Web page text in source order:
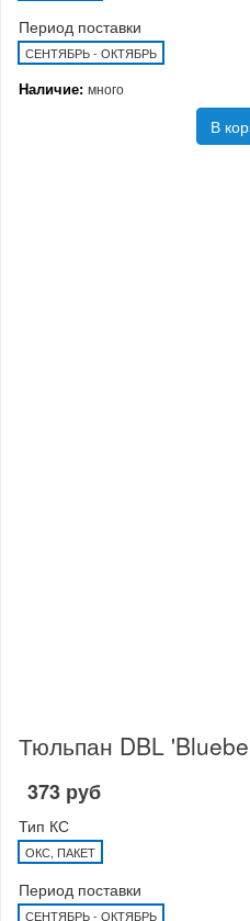
Период поставки
СЕНТЯБРЬ - ОКТЯБРЬ
Наличие: много
В
Тюльпан DBL
373 руб
Тип КС
ОКС, ПАКЕТ
Период поставки
СЕНТЯБРЬ - ОКТЯБРЬ